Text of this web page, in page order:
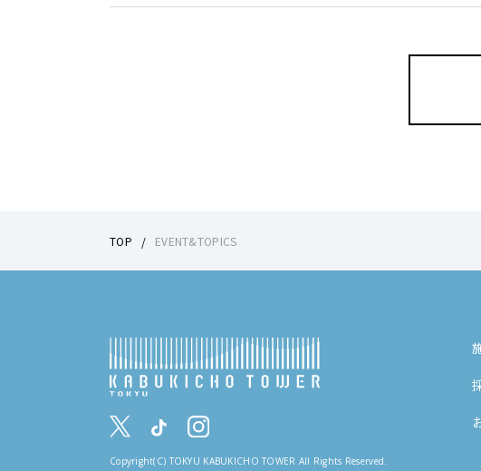
TOP EVENT&TOPICS
Copyright(C) TOKYU KABUKICHO TOWER All Rights Reserved.